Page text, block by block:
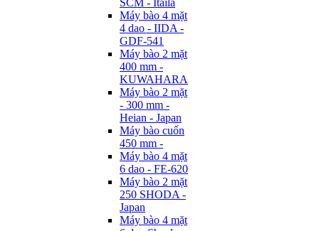
SCM - Itaila
Máy bào 4 mặt
4 dao - IIDA -
GDF-541
Máy bào 2 mặt
400 mm -
KUWAHARA
Máy bào 2 mặt
- 300 mm -
Heian - Japan
Máy bào cuốn
450 mm -
Máy bào 4 mặt
6 dao - FE-620
Máy bào 2 mặt
250 SHODA -
Japan
Máy bào 4 mặt